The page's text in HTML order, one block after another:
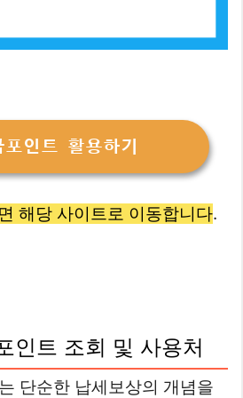
인트 활용하기
해당 사이트로 이동합니다.
인트 조회 및 사용처
단순한 납세보상의 개념을